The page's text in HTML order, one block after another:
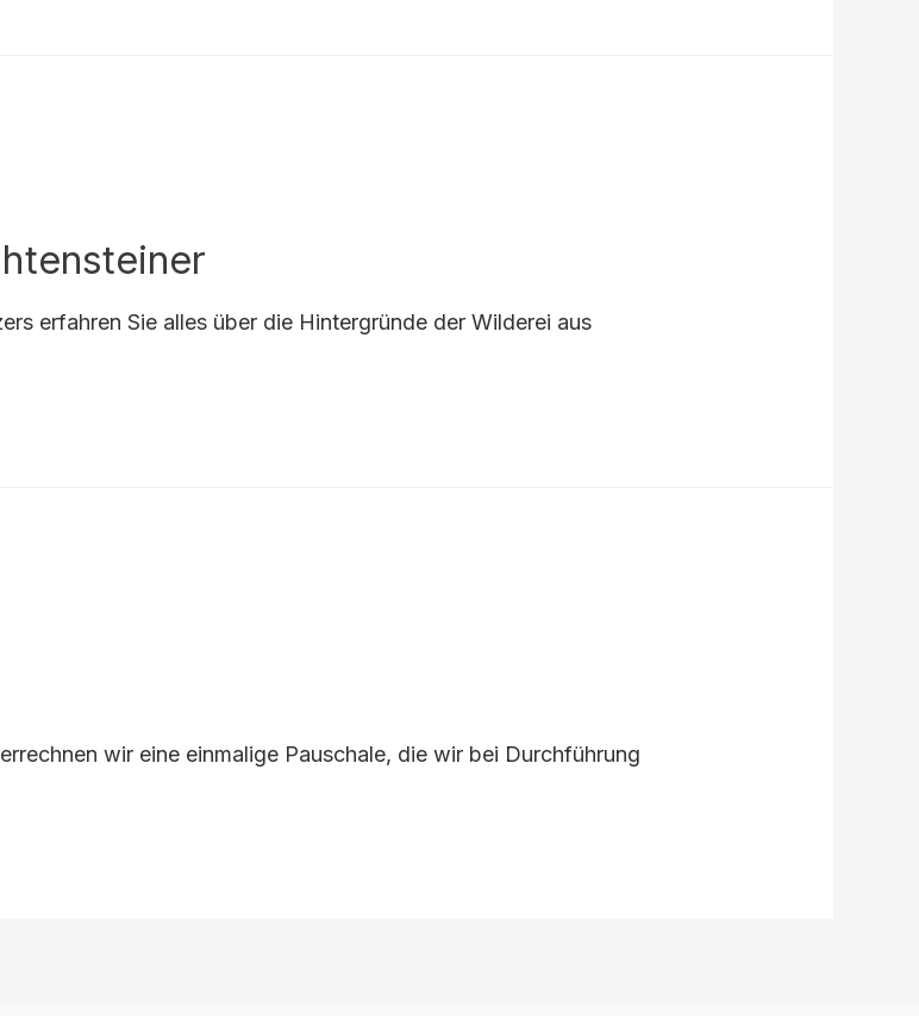
erfahren Sie alles über die Hintergründe der Wilderei aus
wir eine einmalige Pauschale, die wir bei Durchführung